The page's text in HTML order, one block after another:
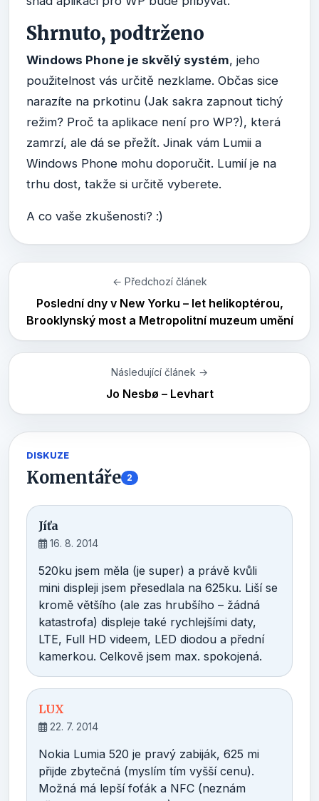
Shrnuto, podtrženo
Windows Phone je skvělý systém, jeho
použitelnost vás určitě nezklame. Občas sice
narazíte na prkotinu (Jak sakra zapnout tichý
režim? Proč ta aplikace není pro WP?), která
zamrzí, ale dá se přežít. Jinak vám Lumii a
Windows Phone mohu doporučit. Lumií je na
trhu dost, takže si určitě vyberete.
A co vaše zkušenosti? :)
← Předchozí článek
Poslední dny v New Yorku – let helikoptérou,
Brooklynský most a Metropolitní muzeum umění
Následující článek →
Jo Nesbø – Levhart
DISKUZE
Komentáře 2
Jíťa
16. 8. 2014
520ku jsem měla (je super) a právě kvůli
mini displeji jsem přesedlala na 625ku. Liší se
kromě většího (ale zas hrubšího – žádná
katastrofa) displeje také rychlejšími daty,
LTE, Full HD videem, LED diodou a přední
kamerkou. Celkově jsem max. spokojená.
LUX
22. 7. 2014
Nokia Lumia 520 je pravý zabiják, 625 mi
přijde zbytečná (myslím tím vyšší cenu).
Možná má lepší foťák a NFC (neznám